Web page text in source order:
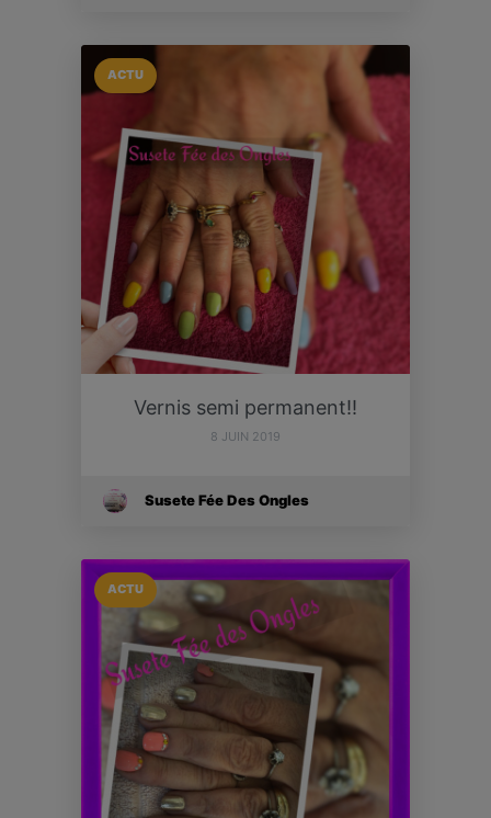
ACTU
Vernis semi permanent!!
8 JUIN 2019
Susete Fée Des Ongles
ACTU